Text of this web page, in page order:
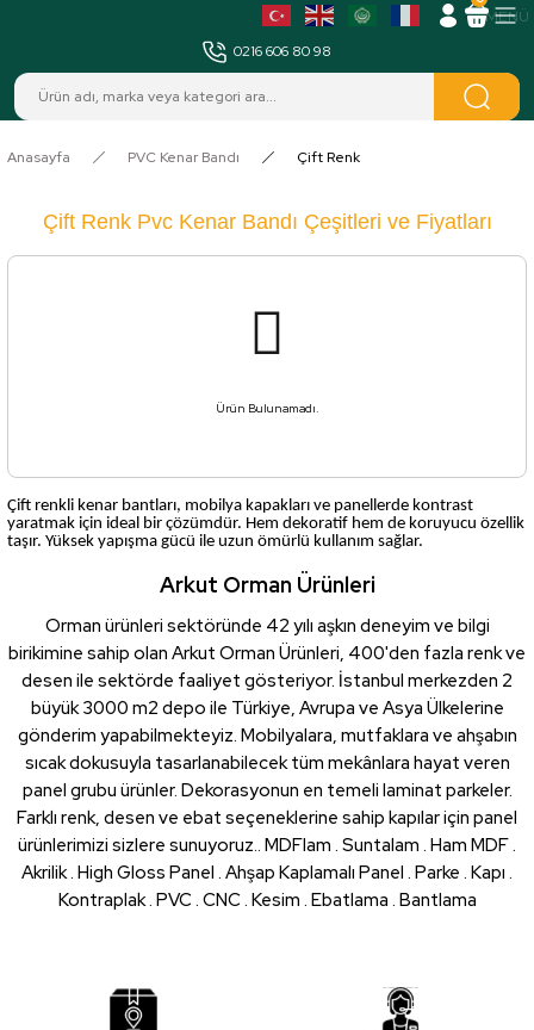
0216 606 80 98
Anasayfa PVC Kenar Bandı Çift Renk
Çift Renk Pvc Kenar Bandı Çeşitleri ve Fiyatları
Ürün Bulunamadı.
Çift renkli kenar bantları, mobilya kapakları ve panellerde kontrast
yaratmak için ideal bir çözümdür. Hem dekoratif hem de koruyucu özellik
taşır. Yüksek yapışma gücü ile uzun ömürlü kullanım sağlar.
Arkut Orman Ürünleri
Orman ürünleri sektöründe 42 yılı aşkın deneyim ve bilgi
birikimine sahip olan Arkut Orman Ürünleri, 400'den fazla renk ve
desen ile sektörde faaliyet gösteriyor. İstanbul merkezden 2
büyük 3000 m2 depo ile Türkiye, Avrupa ve Asya Ülkelerine
gönderim yapabilmekteyiz. Mobilyalara, mutfaklara ve ahşabın
sıcak dokusuyla tasarlanabilecek tüm mekânlara hayat veren
panel grubu ürünler. Dekorasyonun en temeli laminat parkeler.
Farklı renk, desen ve ebat seçeneklerine sahip kapılar için panel
ürünlerimizi sizlere sunuyoruz.. MDFlam . Suntalam . Ham MDF .
Akrilik . High Gloss Panel . Ahşap Kaplamalı Panel . Parke . Kapı .
Kontraplak . PVC . CNC . Kesim . Ebatlama . Bantlama